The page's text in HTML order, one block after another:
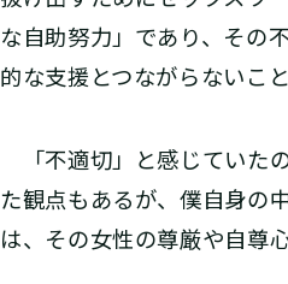
な自助努力」であり、その
的な支援とつながらないこ
「不適切」と感じていた
た観点もあるが、僕自身の
は、その女性の尊厳や自尊